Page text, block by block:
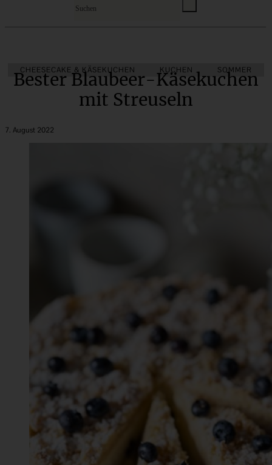
CHEESECAKE & KÄSEKUCHEN KUCHEN SOMMER
Bester Blaubeer-Käsekuchen
mit Streuseln
7. August 2022